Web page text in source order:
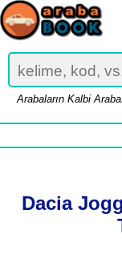
Arabaların Kalbi
Dacia